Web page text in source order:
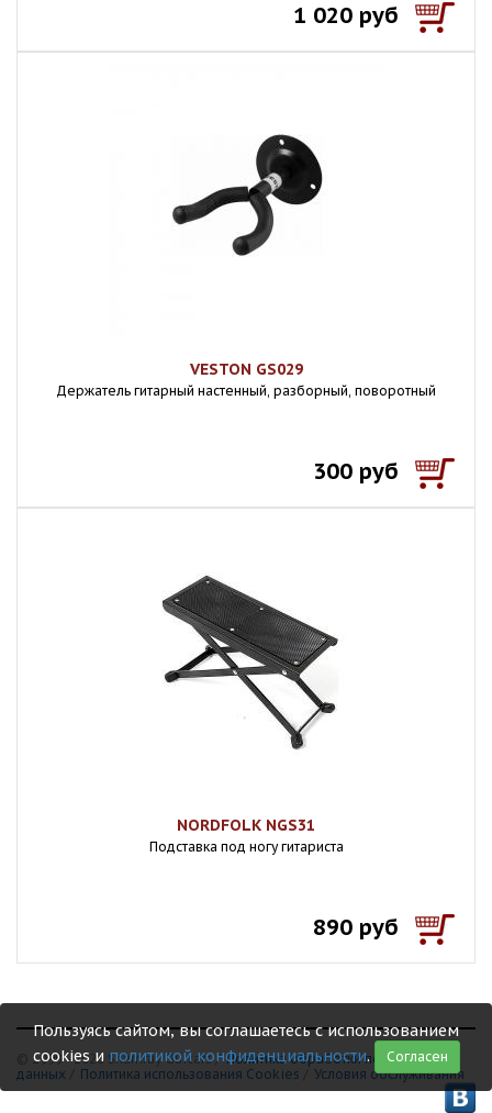
1 020 руб
VESTON GS029
Держатель гитарный настенный, разборный, поворотный
300 руб
NORDFOLK NGS31
Подставка под ногу гитариста
890 руб
© 1999 - 2026 Shamray Guitars /Политика обработки персональных
данных
Политика использования Сookies Условия обслуживания
Пользуясь сайтом, вы соглашаетесь с использованием
cookies и политикой конфиденциальности. Согласен